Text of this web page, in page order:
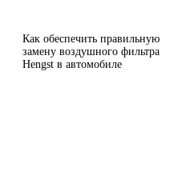
Как обеспечить правильную
замену воздушного фильтра
Hengst в автомобиле